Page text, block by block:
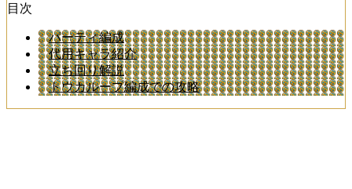
目次
パーティ編成
代用キャラ紹介
立ち回り解説
トウカループ編成での攻略